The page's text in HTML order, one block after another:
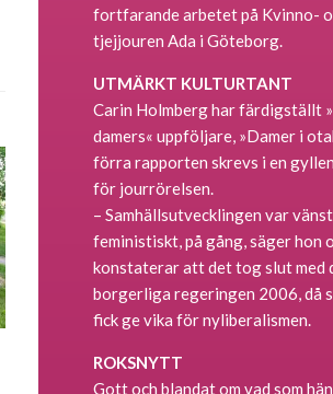
fortfarande arbetet på Kvinno-
tjejjouren Ada i Göteborg.
UTMÄRKT KULTURTANT
Carin Holmberg har färdigställt
damers« uppföljare, »Damer i
förra rapporten skrevs i en
för jourrörelsen.
– Samhällsutvecklingen var
feministiskt, på gång, säger hon
konstaterar att det tog slut med
borgerliga regeringen 2006, då
fick ge vika för nyliberalismen.
ROKSNYTT
Gott och blandat om vad som